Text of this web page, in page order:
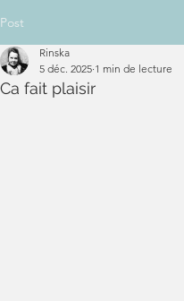
Post
Ca fait plaisir
Rinska
5 déc. 2025 1 min de lecture